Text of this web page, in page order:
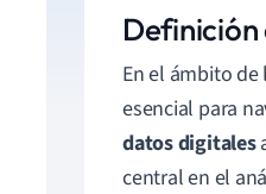
Definición
En el ámbito
esencial para
datos digitales
central en el